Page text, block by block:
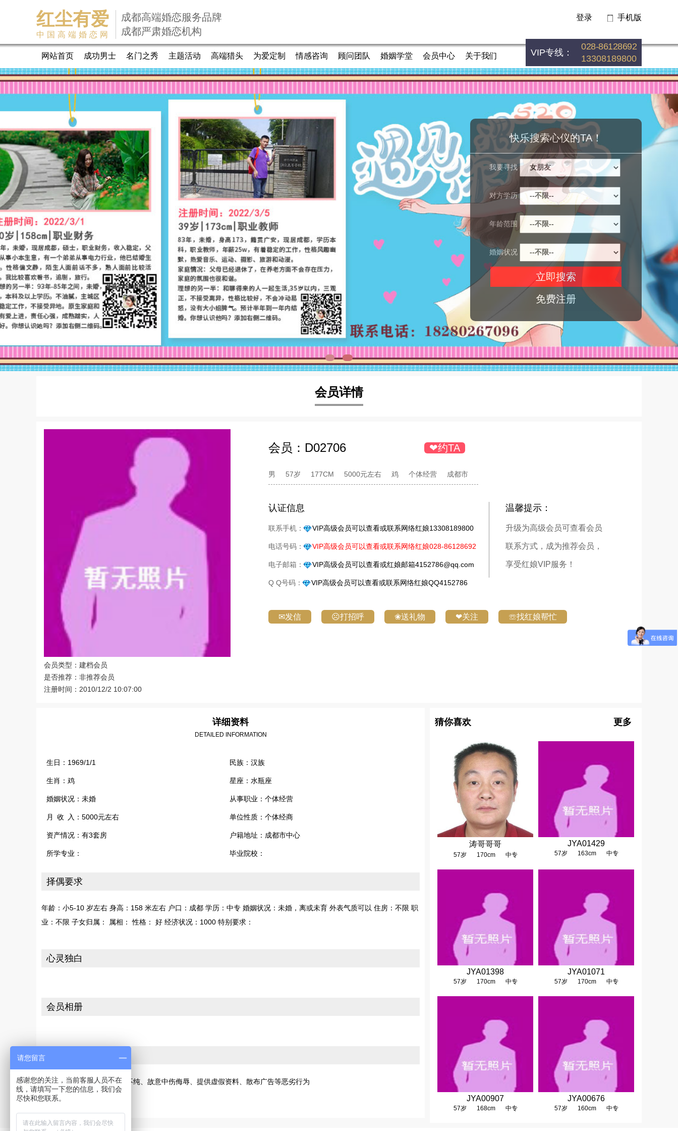
红尘有爱
中国高端婚恋网
成都高端婚恋服务品牌
成都严肃婚恋机构
登录 手机版
网站首页 成功男士 名门之秀 主题活动 高端猎头 为爱定制 情感咨询 顾问团队 婚姻学堂 会员中心 关于我们 VIP专线：
028-86128692
13308189800
快乐搜索心仪的TA！
我要寻找
对方学历
年龄范围
婚姻状况
免费注册
会员详情
会员类型：建档会员
是否推荐：非推荐会员
注册时间：2010/12/2 10:07:00
会员： D02706 ❤约TA
男 57岁 177CM 5000元左右 鸡 个体经营 成都市
认证信息
联系手机： VIP高级会员可以查看或联系网络红娘13308189800
电话号码： VIP高级会员可以查看或联系网络红娘028-86128692
电子邮箱： VIP高级会员可以查看或红娘邮箱4152786@qq.com
Q Q号码： VIP高级会员可以查看或联系网络红娘QQ4152786
温馨提示：
升级为高级会员可查看会员
联系方式，成为推荐会员，
享受红娘VIP服务！
✉发信 ☹打招呼 ❀送礼物 ❤关注 ☏找红娘帮忙
详细资料
DETAILED INFORMATION
生日：1969/1/1 民族：汉族
生肖：鸡 星座：水瓶座
婚姻状况：未婚 从事职业：个体经营
月 收 入：5000元左右 单位性质：个体经商
资产情况：有3套房 户籍地址：成都市中心
所学专业： 毕业院校：
择偶要求
年龄：小5-10 岁左右 身高：158 米左右 户口：成都 学历：中专 婚姻状况：未婚，离或未育 外表气质可以 住房：不限 职
业：不限 子女归属： 属相： 性格： 好 经济状况：1000 特别要求：
心灵独白
会员相册
若您发现此会员有交友动机不纯、故意中伤侮辱、提供虚假资料、散布广告等恶劣行为
[请向网站投诉]
猜你喜欢 更多
涛哥哥哥
57岁 170cm 中专
JYA01429
57岁 163cm 中专
JYA01398
57岁 170cm 中专
JYA01071
57岁 170cm 中专
JYA00907
57岁 168cm 中专
JYA00676
57岁 160cm 中专
请您留言
感谢您的关注，当前客服人员不在
线，请填写一下您的信息，我们会
尽快和您联系。